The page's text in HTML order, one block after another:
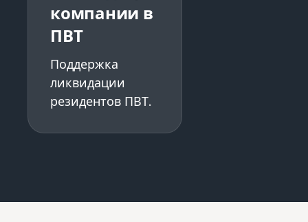
компании в
ПВТ
Поддержка
ликвидации
резидентов ПВТ.